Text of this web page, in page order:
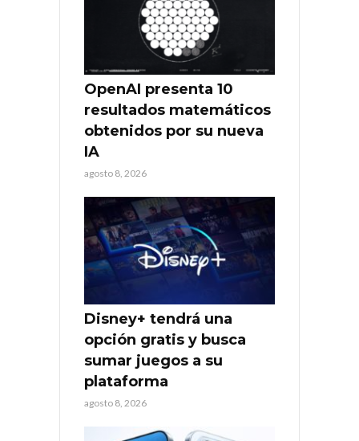
OpenAI presenta 10
resultados matemáticos
obtenidos por su nueva
IA
agosto 8, 2026
Disney+ tendrá una
opción gratis y busca
sumar juegos a su
plataforma
agosto 8, 2026